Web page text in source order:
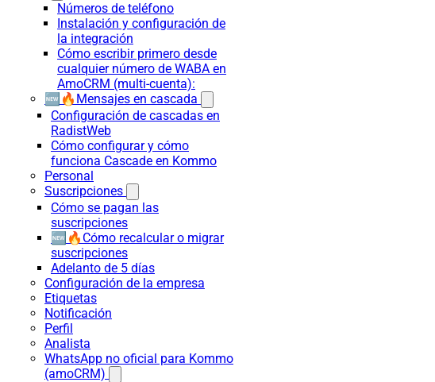
Números de teléfono
Instalación y configuración de
la integración
Cómo escribir primero desde
cualquier número de WABA en
AmoCRM (multi-cuenta):
🆕🔥Mensajes en cascada
Configuración de cascadas en
RadistWeb
Cómo configurar y cómo
funciona Cascade en Kommo
Personal
Suscripciones
Cómo se pagan las
suscripciones
🆕🔥Cómo recalcular o migrar
suscripciones
Adelanto de 5 días
Configuración de la empresa
Etiquetas
Notificación
Perfil
Analista
WhatsApp no oficial para Kommo
(amoCRM)